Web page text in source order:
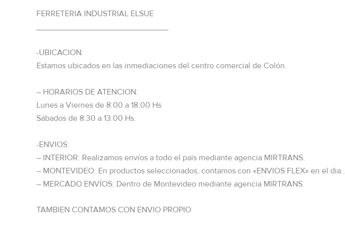
FERRETERIA INDUSTRIAL ELSUE
-UBICACION:
Estamos ubicados en las inmediaciones del centro comercial de Colón.
– HORARIOS DE ATENCION:
Lunes a Viernes de 8:00 a 18:00 Hs
Sábados de 8:30 a 13:00 Hs.
-ENVIOS:
– INTERIOR: Realizamos envíos a todo el país mediante agencia MIRTRANS.
– MONTEVIDEO: En productos seleccionados, contamos con «ENVIOS FLEX» en el dia .
– MERCADO ENVÍOS: Dentro de Montevideo mediante agencia MIRTRANS.
TAMBIEN CONTAMOS CON ENVIO PROPIO